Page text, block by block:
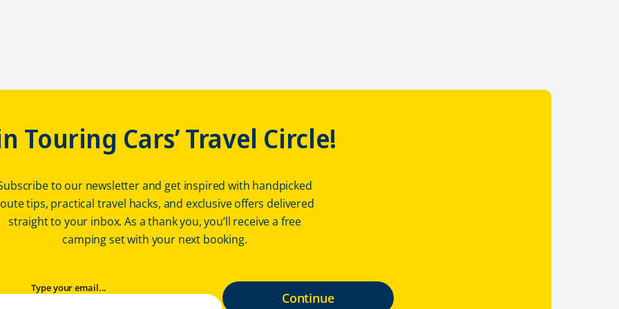
Touring Cars’ Travel Circle!
to our newsletter and get inspired with handpicked
tips, practical travel hacks, and exclusive offers delivered
straight to your inbox. As a thank you, you’ll receive a free
camping set with your next booking.
Type your email...